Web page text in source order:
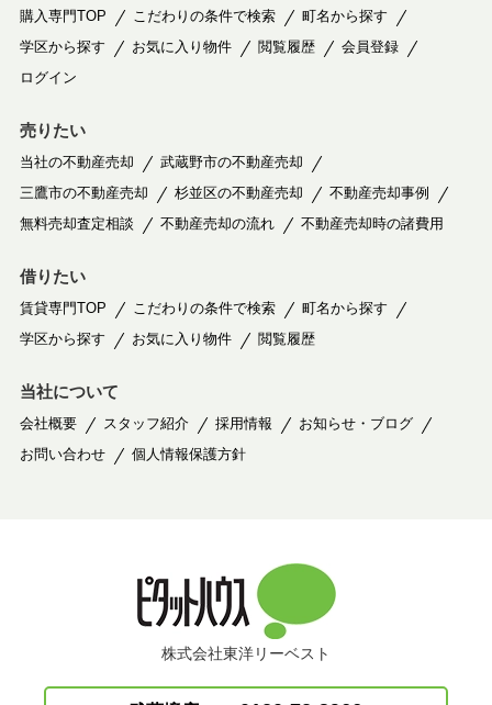
購入専門TOP こだわりの条件で検索
町名から探す
学区から探す
お気に入り物件 閲覧履歴
会員登録
ログイン
売りたい
当社の不動産売却
武蔵野市の不動産売却
三鷹市の不動産売却
杉並区の不動産売却
不動産売却事例
無料売却査定相談
不動産売却の流れ 不動産売却時の諸費用
借りたい
賃貸専門TOP こだわりの条件で検索
町名から探す
学区から探す
お気に入り物件 閲覧履歴
当社について
会社概要 スタッフ紹介 採用情報
お知らせ・ブログ
お問い合わせ
個人情報保護方針
株式会社東洋リーベスト